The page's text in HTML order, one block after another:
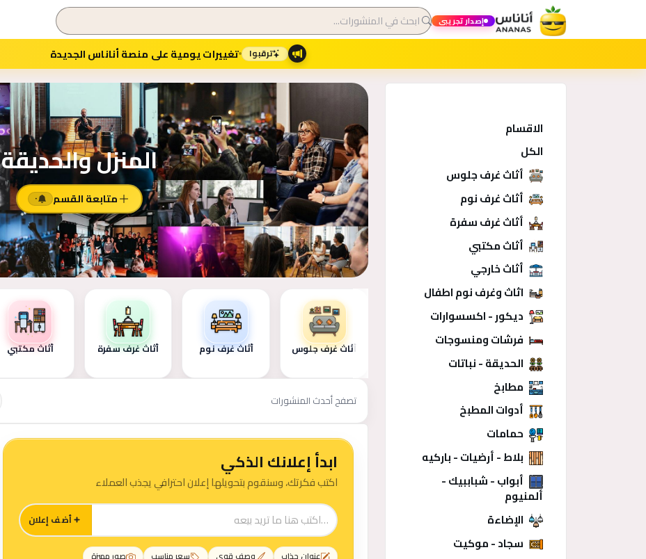
إصدار تجريبي
ترقبوا تغييرات يومية على منصة أناناس الجديدة
الاقسام
الكل
أثاث غرف جلوس
أثاث غرف نوم
أثاث غرف سفرة
أثاث مكتبي
أثاث خارجي
اثاث وغرف نوم اطفال
ديكور - اكسسوارات
فرشات ومنسوجات
الحديقة - نباتات
مطابخ
أدوات المطبخ
حمامات
بلاط - أرضيات - باركيه
أبواب - شباببيك -
ألمنيوم
الإضاءة
سجاد - موكيت
المنزل والحديقة
متابعة القسم ٠
فئات القسم
أثاث غرف جلوس أثاث غرف نوم أثاث غرف سفرة أثاث مكتبي
تصفح أحدث المنشورات
ابدأ إعلانك الذكي
اكتب فكرتك، وسنقوم بتحويلها إعلان احترافي يجذب العملاء
أضف إعلان